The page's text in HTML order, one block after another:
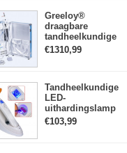
behuizing
Greeloy®
draagbare
tandheelkundige
Eenheid met
luchtCompressor
ultrasone scaler)
€1310,99
Tandheelkundige
LED-
uithardingslamp
Draadloos met
lichtmeter 2000
€103,99